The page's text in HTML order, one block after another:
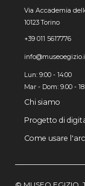
Via Accademia
10123 Torino
+39 011 5617776
Lun: 9:00 - 14:00
Mar - Dom: 9.00 -
Chi siamo
Progetto di
Come usare